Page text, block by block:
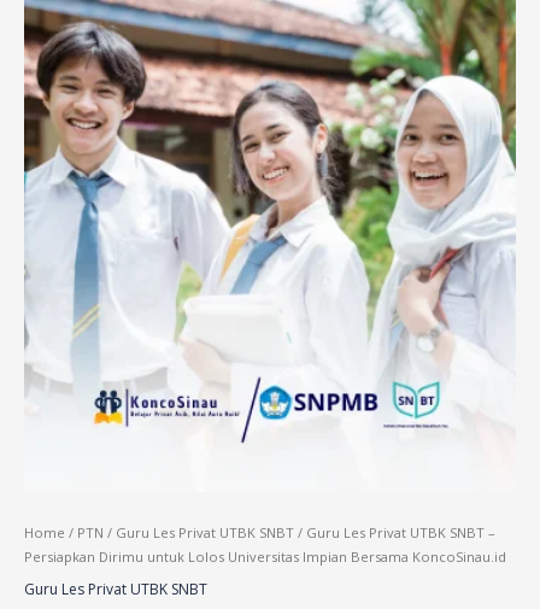
Home / PTN / Guru Les Privat UTBK SNBT / Guru Les Privat UTBK SNBT –
Persiapkan Dirimu untuk Lolos Universitas Impian Bersama KoncoSinau.id
Guru Les Privat UTBK SNBT